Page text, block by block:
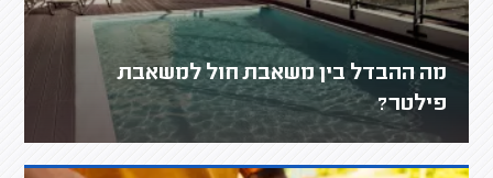
מה ההבדל בין משאבת חול למשאבת
פילטר?